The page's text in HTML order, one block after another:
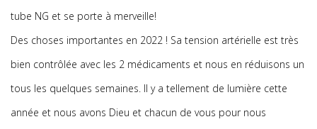
tube NG et se porte à merveille!
Des choses importantes en 2022 ! Sa tension artérielle est très
bien contrôlée avec les 2 médicaments et nous en réduisons un
tous les quelques semaines. Il y a tellement de lumière cette
année et nous avons Dieu et chacun de vous pour nous